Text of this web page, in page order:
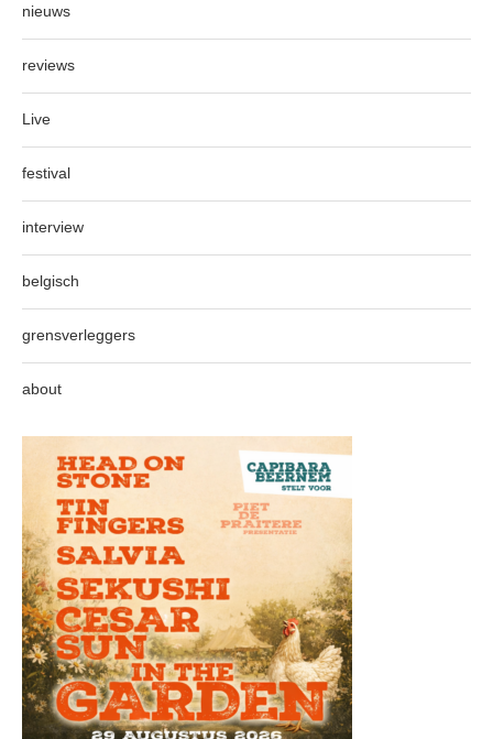
nieuws
reviews
Live
festival
interview
belgisch
grensverleggers
about